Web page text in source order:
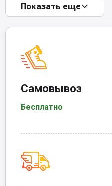
Показать еще
Самовывоз
Бесплатно